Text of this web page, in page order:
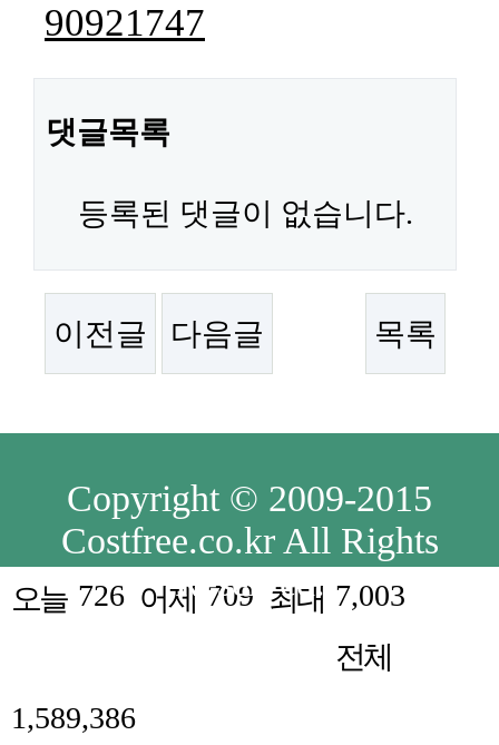
90921747
댓글목록
등록된 댓글이 없습니다.
이전글 다음글 목록
Copyright © 2009-2015
Costfree.co.kr All Rights
Reserved.
오늘 726 어제 709 최대 7,003
전체
1,589,386